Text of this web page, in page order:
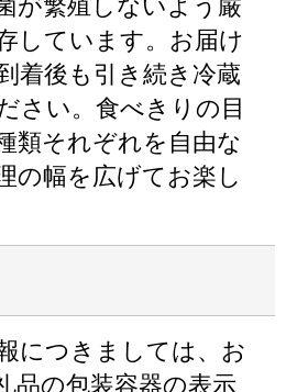
が繁殖しないよう厳
しています。お届け
着後も引き続き冷蔵
さい。食べきりの目
類それぞれを自由な
の幅を広げてお楽し
につきましては、お
品の包装容器の表示